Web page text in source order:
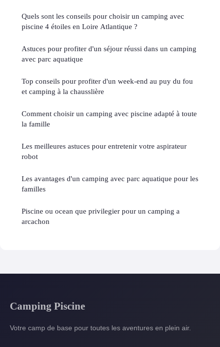
Quels sont les conseils pour choisir un camping avec
piscine 4 étoiles en Loire Atlantique ?
Astuces pour profiter d'un séjour réussi dans un camping
avec parc aquatique
Top conseils pour profiter d'un week-end au puy du fou
et camping à la chausslière
Comment choisir un camping avec piscine adapté à toute
la famille
Les meilleures astuces pour entretenir votre aspirateur
robot
Les avantages d'un camping avec parc aquatique pour les
familles
Piscine ou ocean que privilegier pour un camping a
arcachon
Camping Piscine
Votre camp de base pour toutes les aventures en plein air.